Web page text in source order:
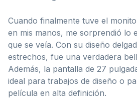
Cuando finalmente tuve el
en mis manos, me sorprendió lo
que se veía. Con su diseño
estrechos, fue una verdadera
Además, la pantalla de 27
ideal para trabajos de diseño o
película en alta definición.